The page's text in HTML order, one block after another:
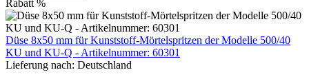
Rabatt %
Düse 8x50 mm für Kunststoff-Mörtelspritzen der Modelle 500/40
KU und KU-Q - Artikelnummer: 60301
Lieferung nach: Deutschland